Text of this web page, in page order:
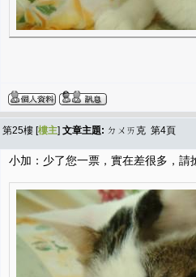
第25樓 [樓主] 文章主題: ㄉㄨㄞ克 第4頁
小加：少了您一票，實在差很多，請